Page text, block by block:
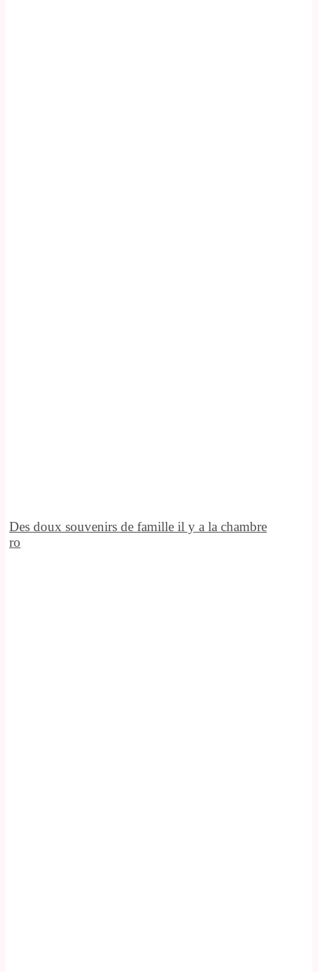
Des doux souvenirs de famille il y a la chambre
ro